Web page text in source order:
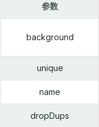
参数
background
unique
name
dropDups